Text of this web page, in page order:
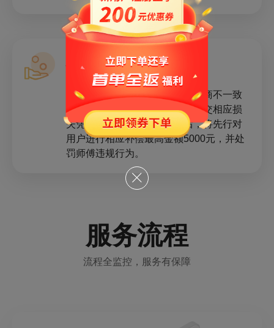
费用保障
当服务发生问题，用户与师傅协商不一致
时，用户可向平台发起投诉并提交相应损
失凭证，平台客服核实属实后，将先行对
用户进行相应补偿最高金额5000元，并处
罚师傅违规行为。
服务流程
流程全监控，服务有保障